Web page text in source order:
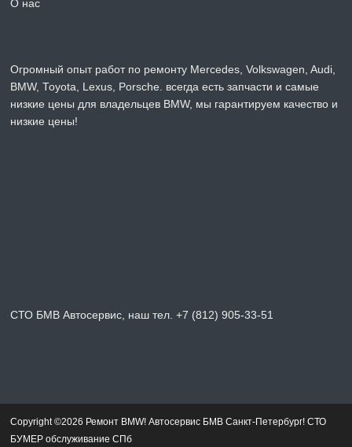
О нас
Огромный опыт работ по ремонту Mercedes, Volkswagen, Audi,
BMW, Toyota, Lexus, Porsche. всегда есть запчасти и самые
низкие цены для владельцев BMW, мы гарантируем качество и
низкие цены!
СТО БМВ Автосервис, наш тел. +7 (812) 905-33-51
Copyright ©2026 Ремонт BMW! Автосервис БМВ Санкт-Петербург! СТО
БУМЕР обслуживание СПб